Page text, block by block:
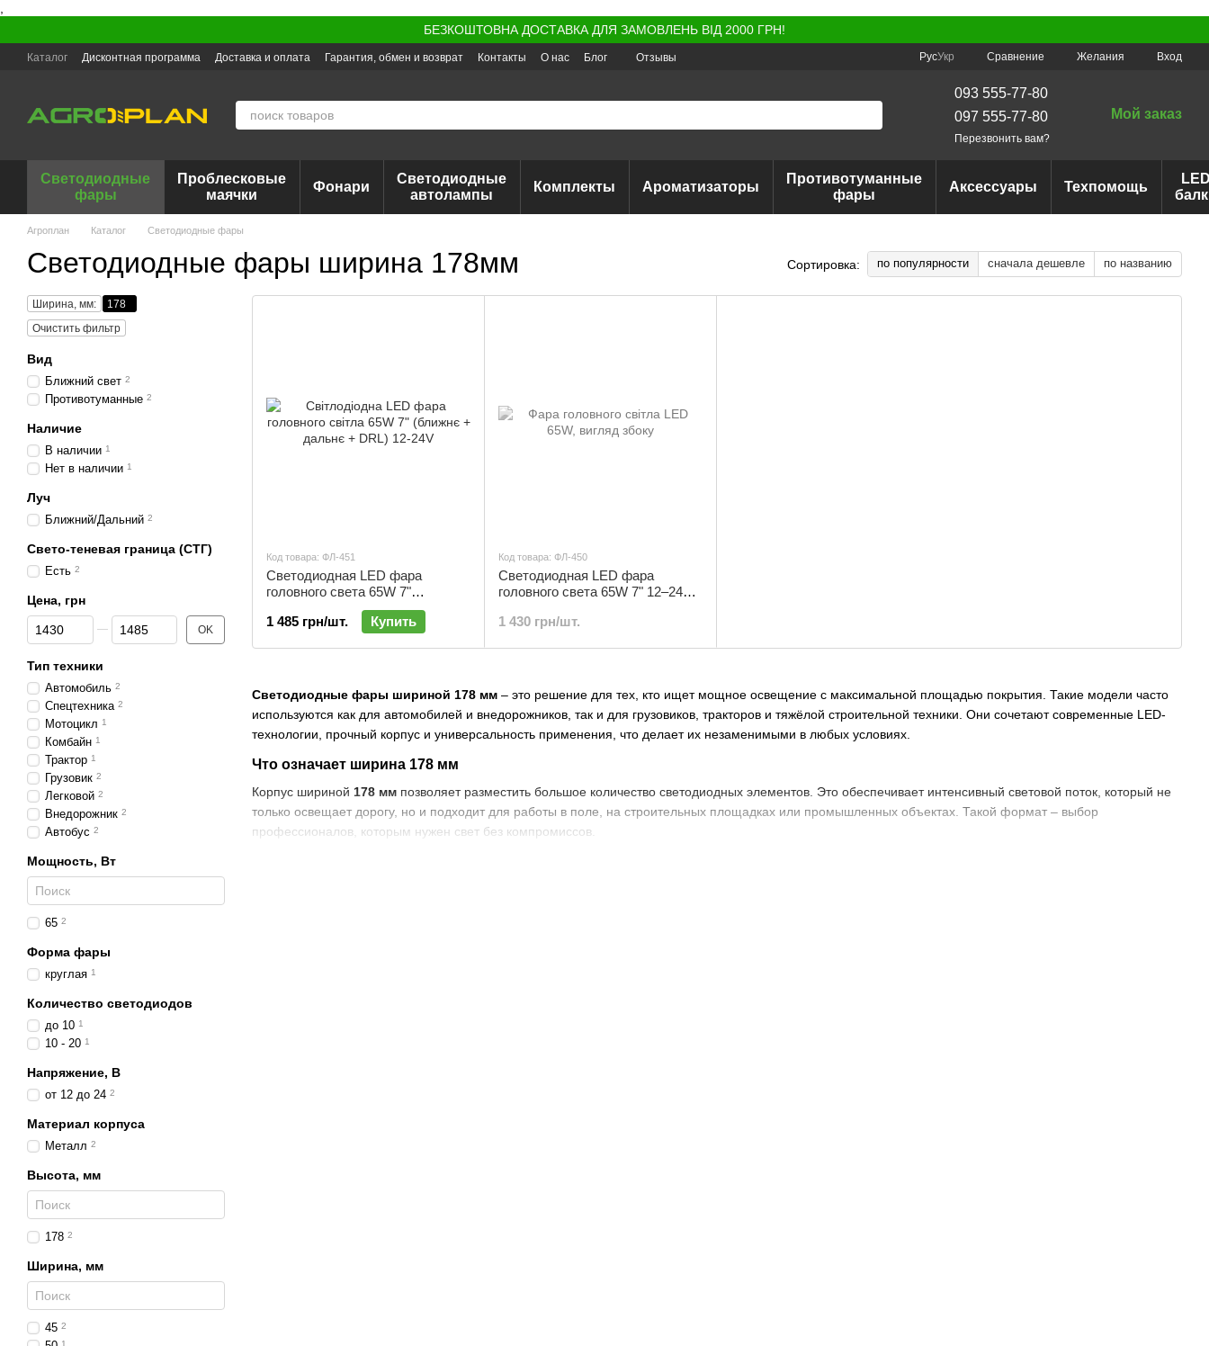
БЕЗКОШТОВНА ДОСТАВКА ДЛЯ ЗАМОВЛЕНЬ ВІД 2000 ГРН!
Каталог Дисконтная программа Доставка и оплата Гарантия, обмен и возврат Контакты О нас Блог Отзывы РусУкр Сравнение Желания Вход
093 555-77-80
097 555-77-80
Перезвонить вам?
Мой заказ
Светодиодные
фары
Проблесковые
маячки
Фонари
Светодиодные
автолампы
Комплекты Ароматизаторы
Противотуманные
фары
Аксессуары Техпомощь
Агроплан Каталог Светодиодные фары
Светодиодные фары ширина 178мм Сортировка: по популярности сначала дешевле по названию
Светодиодные фары шириной 178 мм – это решение для тех, кто ищет мощное освещение с максимальной площадью покрытия. Такие модели часто
используются как для автомобилей и внедорожников, так и для грузовиков, тракторов и тяжёлой строительной техники. Они сочетают современные LED-
технологии, прочный корпус и универсальность применения, что делает их незаменимыми в любых условиях.
Что означает ширина 178 мм
Корпус шириной 178 мм позволяет разместить большое количество светодиодных элементов. Это обеспечивает интенсивный световой поток, который не
только освещает дорогу, но и подходит для работы в поле, на строительных площадках или промышленных объектах. Такой формат – выбор
профессионалов, которым нужен свет без компромиссов.
Код товара: ФЛ-451
Светодиодная LED фара
головного света 65W 7"
(ближнее + дальнее + DRL) 12-
24V | ФЛ-451
1 485 грн/шт. Купить
Код товара: ФЛ-450
Светодиодная LED фара
головного света 65W 7" 12–24V
огни кольцо) | ФЛ-450
1 430 грн/шт.
Ширина, мм:
178
Очистить фильтр
Вид
Ближний свет 2
Противотуманные 2
Наличие
В наличии 1
Нет в наличии 1
Луч
Ближний/Дальний 2
Свето-теневая граница (СТГ)
Есть 2
Цена, грн
От Цена, грн
До Цена, грн OK
Тип техники
Автомобиль 2
Спецтехника 2
Мотоцикл 1
Комбайн 1
Трактор 1
Грузовик 2
Легковой 2
Внедорожник 2
Автобус 2
Мощность, Вт
65 2
Форма фары
круглая 1
Количество светодиодов
до 10 1
10 - 20 1
Напряжение, В
от 12 до 24 2
Материал корпуса
Металл 2
Высота, мм
178 2
Ширина, мм
45 2
1